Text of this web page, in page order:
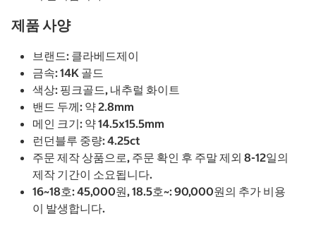
제품 사양
브랜드: 클라베드제이
금속: 14K 골드
색상: 핑크골드, 내추럴 화이트
밴드 두께: 약 2.8mm
메인 크기: 약 14.5x15.5mm
런던블루 중량: 4.25ct
주문 제작 상품으로, 주문 확인 후 주말 제외 8-12일의
제작 기간이 소요됩니다.
16~18호: 45,000원, 18.5호~: 90,000원의 추가 비용
이 발생합니다.